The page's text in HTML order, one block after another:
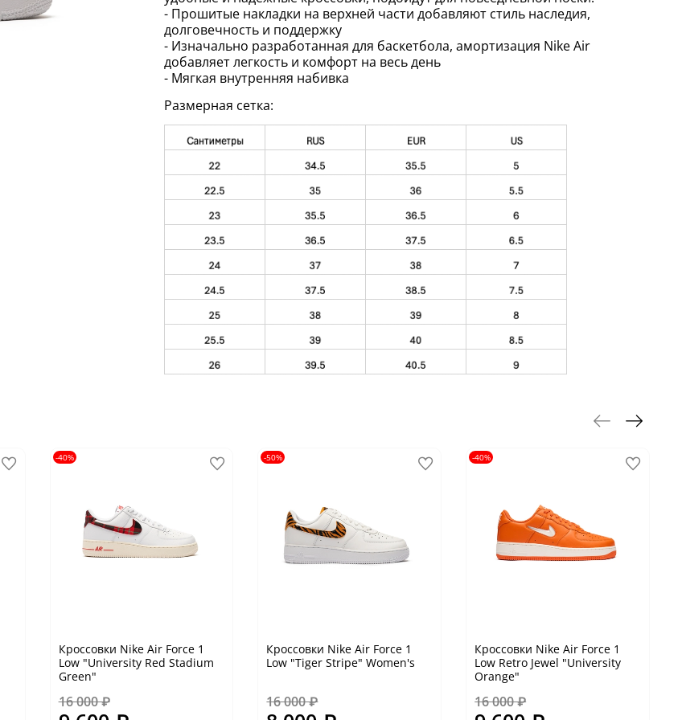
- Прошитые накладки на верхней части добавляют стиль наследия,
долговечность и поддержку
- Изначально разработанная для баскетбола, амортизация Nike Air
добавляет легкость и комфорт на весь день
- Мягкая внутренняя набивка
Размерная сетка:
-40%
Кроссовки Nike Air Force 1
Low "University Red Stadium
Green"
16 000 ₽
-50%
Кроссовки Nike Air Force 1
Low "Tiger Stripe" Women's
16 000 ₽
-40%
Кроссовки Nike Air Force 1
Low Retro Jewel "University
Orange"
16 000 ₽